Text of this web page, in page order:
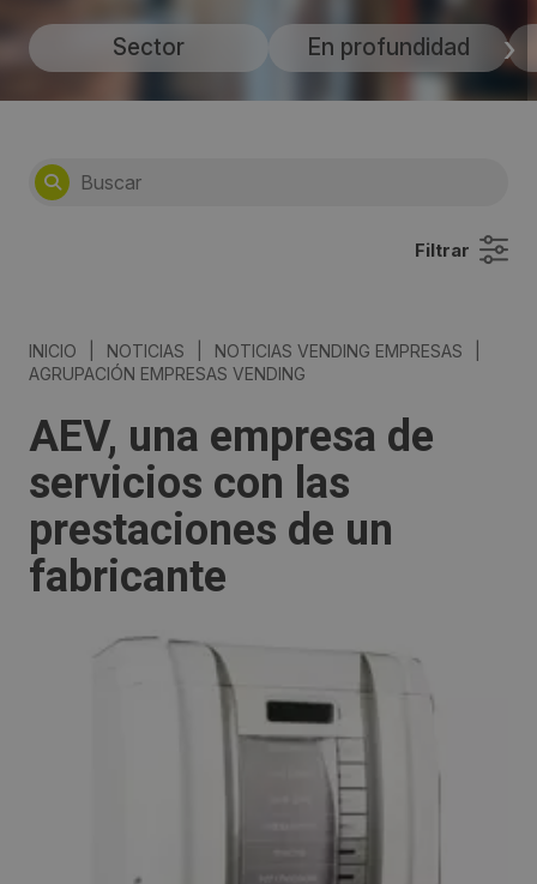
Sector En profundidad
Filtrar
INICIO NOTICIAS NOTICIAS VENDING EMPRESAS
AGRUPACIÓN EMPRESAS VENDING
AEV, una empresa de
servicios con las
prestaciones de un
fabricante